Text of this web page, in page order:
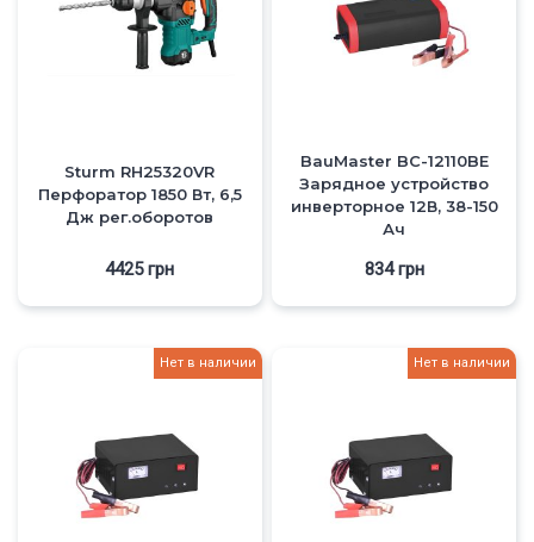
Sturm RH25320VR
Перфоратор 1850 Вт, 6,5
Дж рег.оборотов
4425грн
BauMaster BC-12110BE
Зарядное устройство
инверторное 12В, 38-150
Ач
834грн
Нет в наличии Нет в наличии